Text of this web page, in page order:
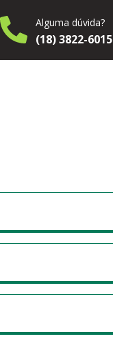
Alguma dúvida?
(18) 3822-6015